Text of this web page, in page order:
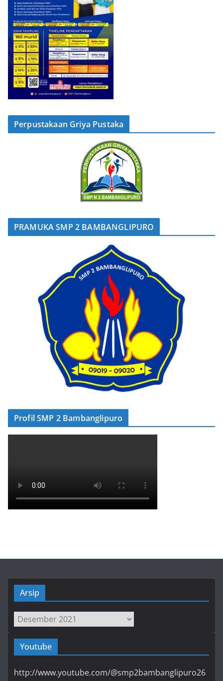
Perpustakaan Griya Pustaka
PRAMUKA SMP 2 BAMBANGLIPURO
Profil SMP 2 Bambanglipuro
Arsip
Arsip
Youtube
http://www.youtube.com/@smp2bambanglipuro26